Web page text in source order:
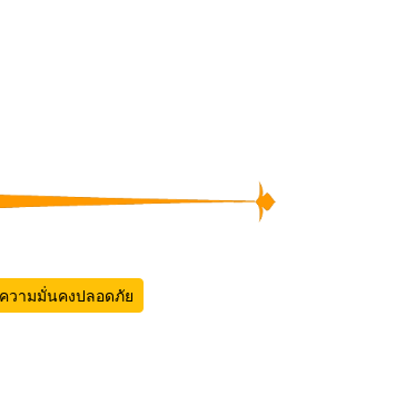
วามมั่นคงปลอดภัย